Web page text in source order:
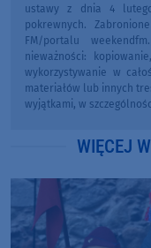
ustawy z dnia 4
pokrewnych.
FM/portalu
nieważności:
wykorzystywanie w
materiałów lub innych
wyjątkami, w
WIĘCEJ